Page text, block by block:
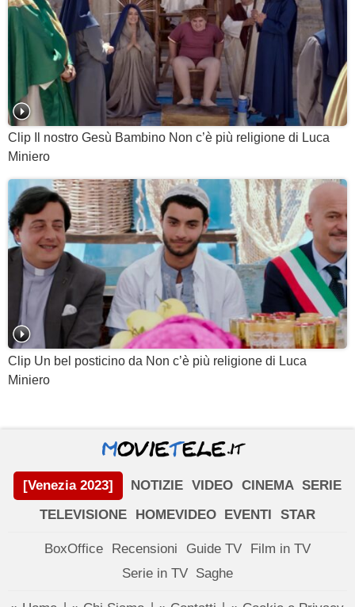
Clip Il nostro Gesù Bambino Non c’è più religione di Luca
Miniero
Clip Un bel posticino da Non c’è più religione di Luca
Miniero
[Venezia 2023] NOTIZIE VIDEO CINEMA SERIE
TELEVISIONE
HOMEVIDEO EVENTI STAR
BoxOffice Recensioni Guide TV
Film in TV
Serie in TV Saghe